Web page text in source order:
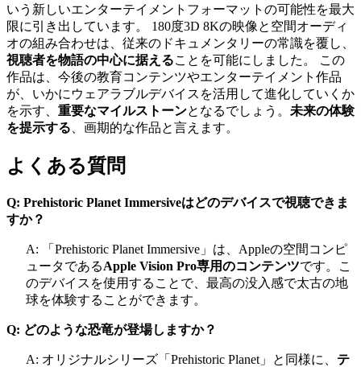
いう新しいエンターテイメントフォーマットの可能性を最大
限に引き出しています。 180度3D 8Kの映像と空間オーディ
オの組み合わせは、従来のドキュメンタリーの常識を覆し、
視聴者を物語の中心に据えることを可能にしました。 この
作品は、今後の教育コンテンツやエンターテイメント作品
が、いかにウェアラブルデバイスを活用して進化していくか
を示す、 重要なマイルストーンとなるでしょう。 未来の体験
を提示する 、画期的な作品と言えます。
よくある質問
Q: Prehistoric Planet Immersiveはどのデバイスで視聴できま
すか？
A: 「Prehistoric Planet Immersive」は、Appleの空間コンピ
ュータであるApple Vision Pro専用のコンテンツです。こ
のデバイスを使用することで、最高の没入感で太古の地
球を体験することができます。
Q: どのような恐竜が登場しますか？
A: オリジナルシリーズ「Prehistoric Planet」と同様に、 テ